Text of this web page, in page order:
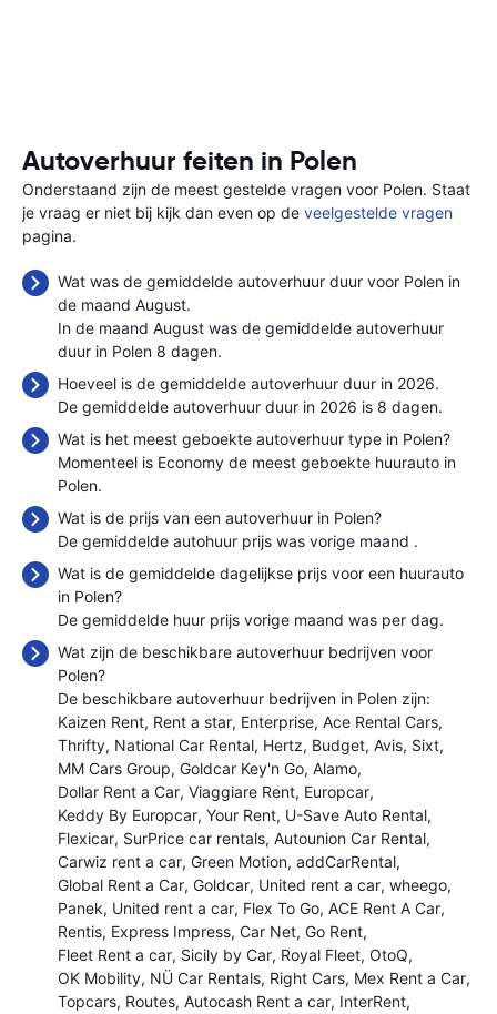
Autoverhuur feiten in Polen
Onderstaand zijn de meest gestelde vragen voor Polen. Staat
je vraag er niet bij kijk dan even op de veelgestelde vragen
pagina.
Wat was de gemiddelde autoverhuur duur voor Polen in
de maand August.
In de maand August was de gemiddelde autoverhuur
duur in Polen 8 dagen.
Hoeveel is de gemiddelde autoverhuur duur in 2026.
De gemiddelde autoverhuur duur in 2026 is 8 dagen.
Wat is het meest geboekte autoverhuur type in Polen?
Momenteel is Economy de meest geboekte huurauto in
Polen.
Wat is de prijs van een autoverhuur in Polen?
De gemiddelde autohuur prijs was vorige maand .
Wat is de gemiddelde dagelijkse prijs voor een huurauto
in Polen?
De gemiddelde huur prijs vorige maand was per dag.
Wat zijn de beschikbare autoverhuur bedrijven voor
Polen?
De beschikbare autoverhuur bedrijven in Polen zijn:
Kaizen Rent Rent a star Enterprise Ace Rental Cars
Thrifty National Car Rental Hertz Budget Avis Sixt
MM Cars Group Goldcar Key'n Go Alamo
Dollar Rent a Car Viaggiare Rent Europcar
Keddy By Europcar Your Rent U-Save Auto Rental
Flexicar SurPrice car rentals Autounion Car Rental
Carwiz rent a car Green Motion addCarRental
Global Rent a Car Goldcar United rent a car wheego
Panek United rent a car Flex To Go ACE Rent A Car
Rentis Express Impress Car Net Go Rent
Fleet Rent a car Sicily by Car Royal Fleet OtoQ
OK Mobility NÜ Car Rentals Right Cars Mex Rent a Car
Topcars Routes Autocash Rent a car InterRent